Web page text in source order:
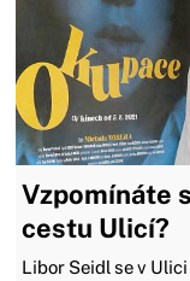
Vzpomínáte
cestu Ulicí?
Libor Seidl se v